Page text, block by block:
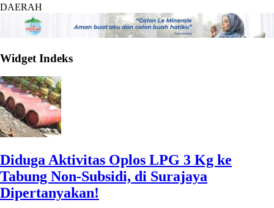
DAERAH
Widget Indeks
Diduga Aktivitas Oplos LPG 3 Kg ke
Tabung Non-Subsidi, di Surajaya
Dipertanyakan!